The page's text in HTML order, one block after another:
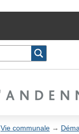
Vie communale→